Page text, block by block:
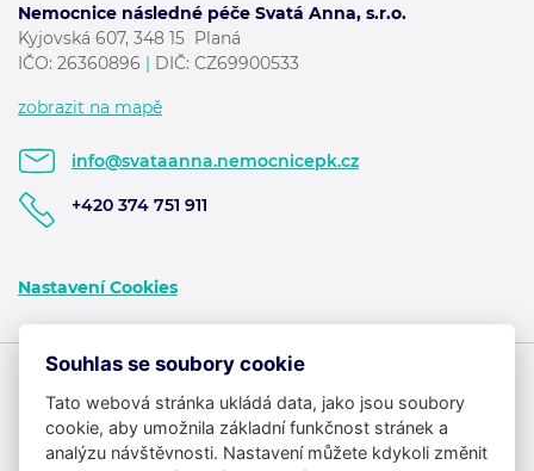
Nemocnice následné péče Svatá Anna, s.r.o.
Kyjovská 607, 348 15 Planá
IČO: 26360896 | DIČ: CZ69900533
zobrazit na mapě
info@svataanna.nemocnicepk.cz
+420 374 751 911
Nastavení Cookies
Souhlas se soubory cookie
Tato webová stránka ukládá data, jako jsou soubory
cookie, aby umožnila základní funkčnost stránek a
analýzu návštěvnosti. Nastavení můžete kdykoli změnit